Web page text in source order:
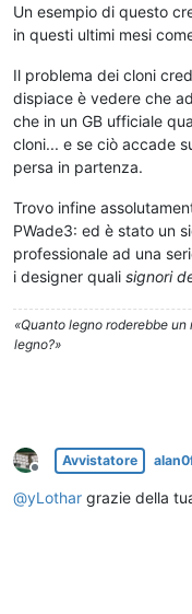
Un esempio di questo
in questi ultimi mesi
Il problema dei cloni
dispiace è vedere che
che in un GB ufficiale
cloni... e se ciò accade
persa in partenza.
Trovo infine
PWade3: ed è stato un
professionale ad una
i designer quali signori
«Quanto legno roderebbe
legno?»
Non in linea
Avvistatore
@yLothar grazie della